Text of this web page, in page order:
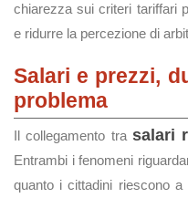
chiarezza sui criteri tariffari
e ridurre la percezione di
Salari e prezzi,
problema
Il collegamento tra salari
Entrambi i fenomeni
quanto i cittadini riescono